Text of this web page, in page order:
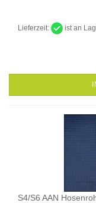
Lieferzeit: ist an
S4/S6 AAN